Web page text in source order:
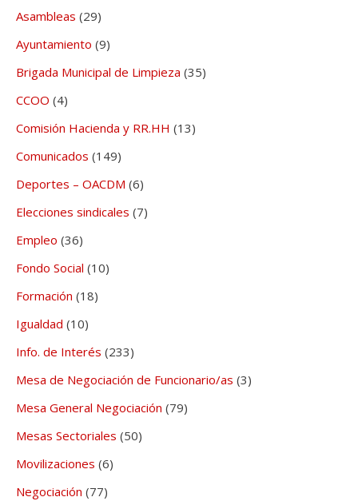
Asambleas (29)
Ayuntamiento (9)
Brigada Municipal de Limpieza (35)
CCOO (4)
Comisión Hacienda y RR.HH (13)
Comunicados (149)
Deportes – OACDM (6)
Elecciones sindicales (7)
Empleo (36)
Fondo Social (10)
Formación (18)
Igualdad (10)
Info. de Interés (233)
Mesa de Negociación de Funcionario/as (3)
Mesa General Negociación (79)
Mesas Sectoriales (50)
Movilizaciones (6)
Negociación (77)